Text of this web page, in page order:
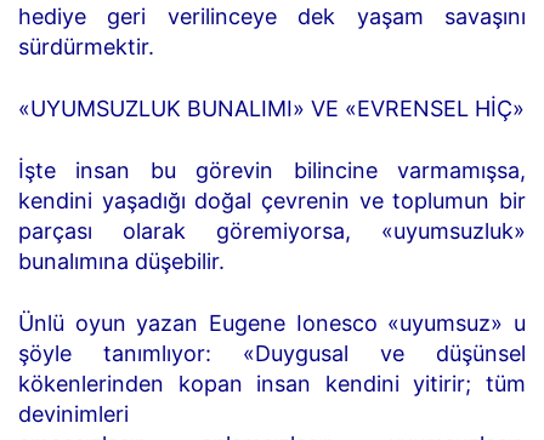
hediye geri verilinceye dek yaşam savaşını
sürdürmektir.
«UYUMSUZLUK BUNALIMI» VE «EVRENSEL HİÇ»
İşte insan bu görevin bilincine varmamışsa,
kendini yaşadığı doğal çevrenin ve toplumun bir
parçası olarak göremiyorsa, «uyumsuzluk»
bunalımına düşebilir.
Ünlü oyun yazan Eugene Ionesco «uyumsuz» u
şöyle tanımlıyor: «Duygusal ve düşünsel
kökenlerinden kopan insan kendini yitirir; tüm
devinimleri